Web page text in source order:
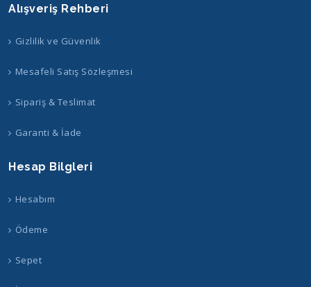
Alışveriş Rehberi
Gizlilik ve Güvenlik
Mesafeli Satış Sözleşmesi
Sipariş & Teslimat
Garanti & İade
Hesap Bilgleri
Hesabım
Ödeme
Sepet